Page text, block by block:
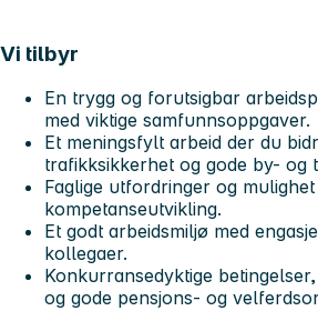
Vi tilbyr
En trygg og forutsigbar
med viktige samfunnsoppgaver.
Et meningsfylt arbeid der du
trafikksikkerhet og gode by- og
Faglige utfordringer og
kompetanseutvikling.
Et godt arbeidsmiljø med
kollegaer.
Konkurransedyktige
og gode pensjons- og